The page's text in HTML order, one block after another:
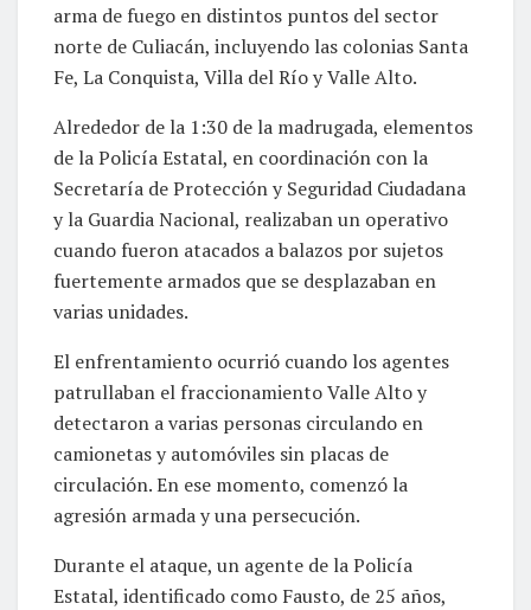
arma de fuego en distintos puntos del sector
norte de Culiacán, incluyendo las colonias Santa
Fe, La Conquista, Villa del Río y Valle Alto.
Alrededor de la 1:30 de la madrugada, elementos
de la Policía Estatal, en coordinación con la
Secretaría de Protección y Seguridad Ciudadana
y la Guardia Nacional, realizaban un operativo
cuando fueron atacados a balazos por sujetos
fuertemente armados que se desplazaban en
varias unidades.
El enfrentamiento ocurrió cuando los agentes
patrullaban el fraccionamiento Valle Alto y
detectaron a varias personas circulando en
camionetas y automóviles sin placas de
circulación. En ese momento, comenzó la
agresión armada y una persecución.
Durante el ataque, un agente de la Policía
Estatal, identificado como Fausto, de 25 años,